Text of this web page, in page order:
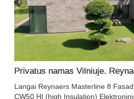
Privatus namas Vilniuje.
Langai Reynaers Masterline 8
CW50 HI (high Insulation)